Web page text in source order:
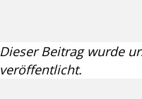
Dieser Beitrag wurde
veröffentlicht.